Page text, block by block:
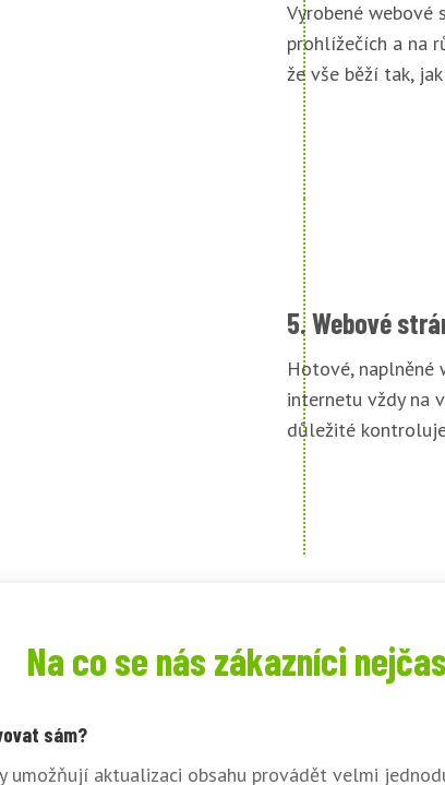
Vyrobené webové
prohlížečích a na
že vše běží tak,
5. Webové
Hotové, naplněné
internetu vždy na
důležité
Na co se nás zákazníci
sám?
umožňují aktualizaci obsahu provádět velmi